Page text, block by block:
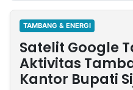
Nasional
International
Olahraga
Entertainment
Daerah
Pariwisata
Kuliner
Kolom
TAMBANG & ENERGI
Satelit Google
Aktivitas
Kantor Bupati